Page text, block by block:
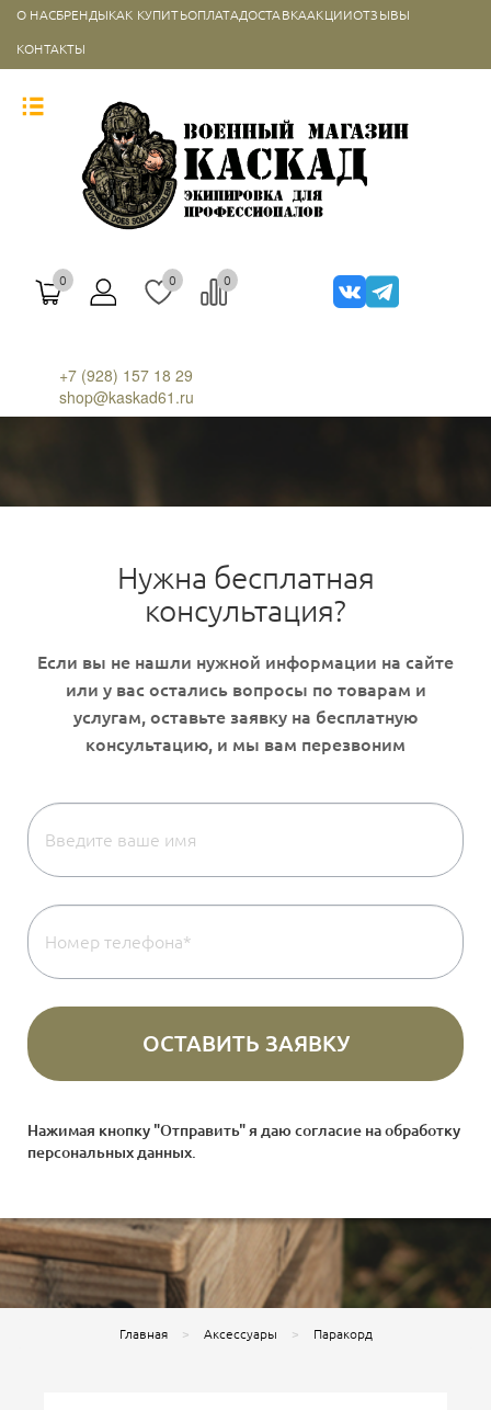
О НАСБРЕНДЫКАК КУПИТЬОПЛАТАДОСТАВКААКЦИИОТЗЫВЫ
КОНТАКТЫ
0 0 0
+7 (928) 157 18 29
shop@kaskad61.ru
Нужна бесплатная
консультация?
Нажимая кнопку "Отправить" я даю согласие наобработку
персональных данных
Главная Аксессуары Паракорд